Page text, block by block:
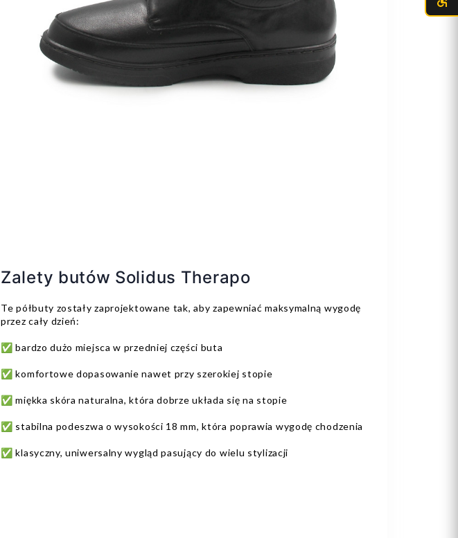
Zalety butów Solidus Therapo
Te półbuty zostały zaprojektowane tak, aby zapewniać maksymalną wygodę
przez cały dzień:
✅ bardzo dużo miejsca w przedniej części buta
✅ komfortowe dopasowanie nawet przy szerokiej stopie
✅ miękka skóra naturalna, która dobrze układa się na stopie
✅ stabilna podeszwa o wysokości 18 mm, która poprawia wygodę chodzenia
✅ klasyczny, uniwersalny wygląd pasujący do wielu stylizacji